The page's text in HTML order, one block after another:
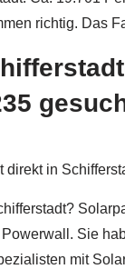
richtig. Das
in
Sie
mit